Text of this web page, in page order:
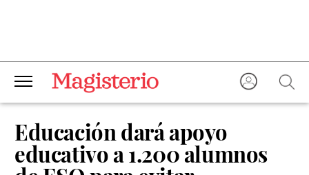
Educación dará apoyo
educativo a 1.200 alumnos